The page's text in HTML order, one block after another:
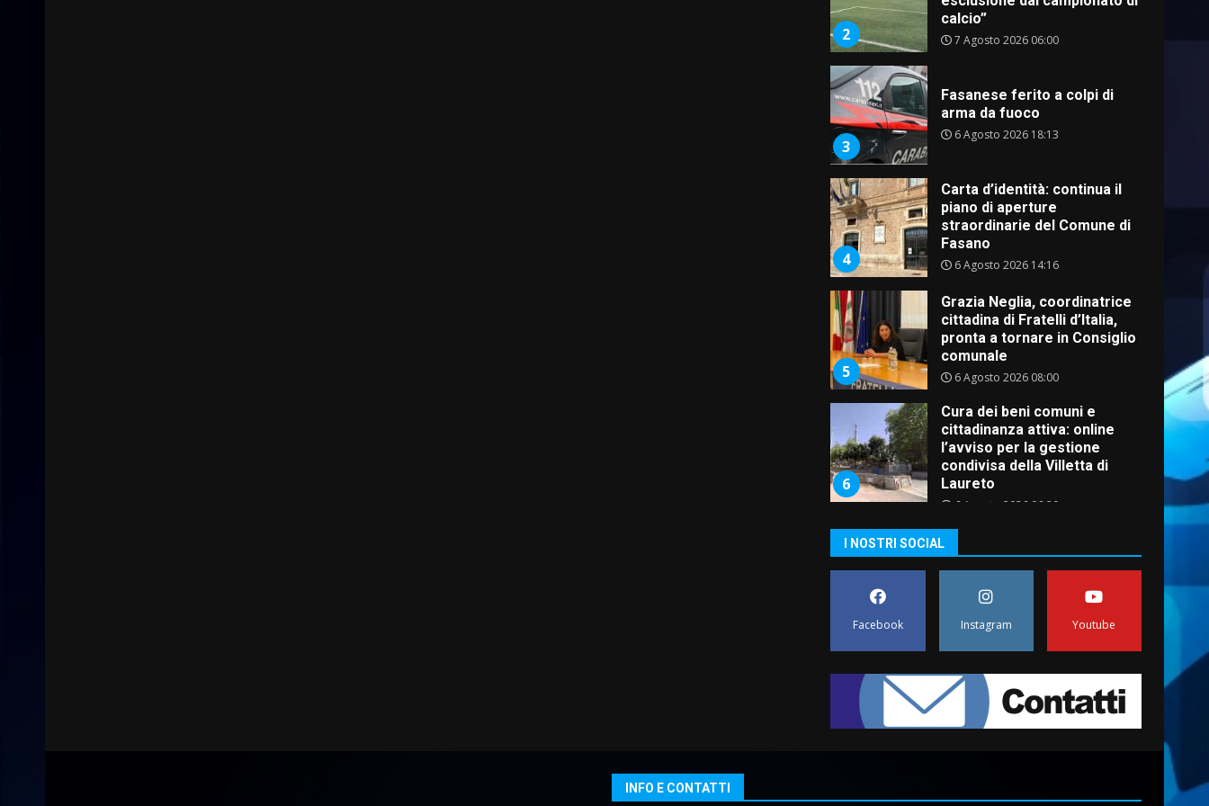
2
calcio”
7 Agosto 2026 06:00
3
Fasanese ferito a colpi di
arma da fuoco
6 Agosto 2026 18:13
4
Carta d’identità: continua il
piano di aperture
straordinarie del Comune di
Fasano
6 Agosto 2026 14:16
5
Grazia Neglia, coordinatrice
cittadina di Fratelli d’Italia,
pronta a tornare in Consiglio
comunale
6 Agosto 2026 08:00
6
Cura dei beni comuni e
cittadinanza attiva: online
l’avviso per la gestione
condivisa della Villetta di
Laureto
6 Agosto 2026 06:20
prima assoluta de “L’Albergo
Belvedere. Il rapimento”
6 Agosto 2026 06:15
appuntamento con “Fasano in
Banda”
7 Agosto 2026 06:05
I NOSTRI SOCIAL
Facebook Instagram Youtube
INFO E CONTATTI